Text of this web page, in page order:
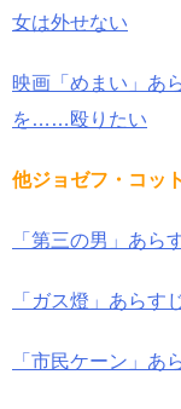
女は外せない
映画「めまい」あ
を……殴りたい
他ジョゼフ・コッ
「第三の男」あら
「ガス燈」あらす
「市民ケーン」あ